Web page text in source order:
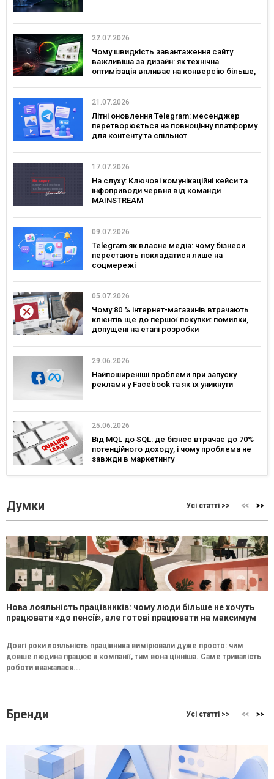
22.07.2026
Чому швидкість завантаження сайту
важливіша за дизайн: як технічна
оптимізація впливає на конверсію більше,
21.07.2026
Літні оновлення Telegram: месенджер
перетворюється на повноцінну платформу
для контенту та спільнот
17.07.2026
На слуху: Ключові комунікаційні кейси та
інфоприводи червня від команди
MAINSTREAM
09.07.2026
Telegram як власне медіа: чому бізнеси
перестають покладатися лише на
соцмережі
05.07.2026
Чому 80 % інтернет-магазинів втрачають
клієнтів ще до першої покупки: помилки,
допущені на етапі розробки
29.06.2026
Найпоширеніші проблеми при запуску
реклами у Facebook та як їх уникнути
25.06.2026
Від MQL до SQL: де бізнес втрачає до 70%
потенційного доходу, і чому проблема не
завжди в маркетингу
Думки Усі статті >>
Нова лояльність працівників: чому люди більше не хочуть
працювати «до пенсії», але готові працювати на максимум
Довгі роки лояльність працівника вимірювали дуже просто: чим
довше людина працює в компанії, тим вона цінніша. Саме тривалість
роботи вважалася...
Бренди Усі статті >>